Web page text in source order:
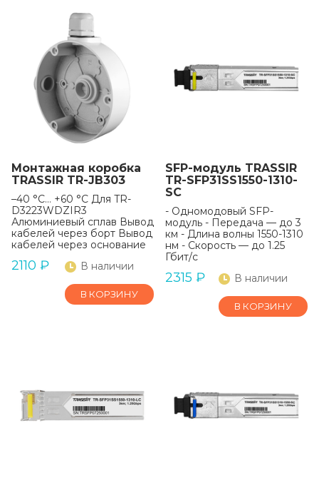
Монтажная коробка
TRASSIR TR-JB303
–40 °C… +60 °C Для TR-
D3223WDZIR3
Алюминиевый сплав Вывод
кабелей через борт Вывод
кабелей через основание
2110 ₽ В наличии
В КОРЗИНУ
SFP-модуль TRASSIR
TR-SFP31SS1550-1310-
SC
- Одномодовый SFP-
модуль - Передача — до 3
км - Длина волны 1550-1310
нм - Скорость — до 1.25
Гбит/с
2315 ₽ В наличии
В КОРЗИНУ